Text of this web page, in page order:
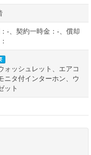
-、契約一時金：-、償却
ォッシュレット、エアコ
ニタ付インターホン、ウ
ット